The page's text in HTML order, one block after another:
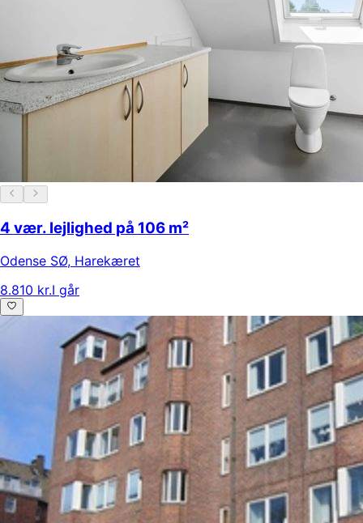
4 vær. lejlighed på 106 m²
Odense SØ, Harekæret
8.810 kr.I går